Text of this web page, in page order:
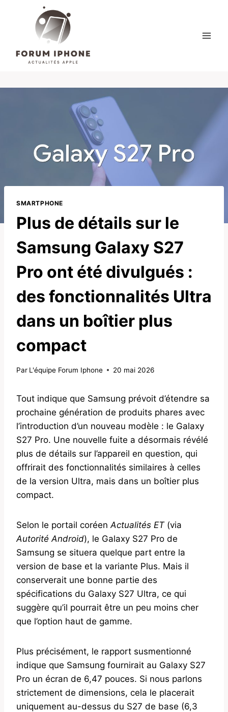
SMARTPHONE
Plus de détails sur le
Samsung Galaxy S27
Pro ont été divulgués :
des fonctionnalités Ultra
dans un boîtier plus
compact
Par L'équipe Forum Iphone 20 mai 2026
Tout indique que Samsung prévoit d’étendre sa
prochaine génération de produits phares avec
l’introduction d’un nouveau modèle : le Galaxy
S27 Pro. Une nouvelle fuite a désormais révélé
plus de détails sur l’appareil en question, qui
offrirait des fonctionnalités similaires à celles
de la version Ultra, mais dans un boîtier plus
compact.
Selon le portail coréen Actualités ET(via
Autorité Android), le Galaxy S27 Pro de
Samsung se situera quelque part entre la
version de base et la variante Plus. Mais il
conserverait une bonne partie des
spécifications du Galaxy S27 Ultra, ce qui
suggère qu’il pourrait être un peu moins cher
que l’option haut de gamme.
Plus précisément, le rapport susmentionné
indique que Samsung fournirait au Galaxy S27
Pro un écran de 6,47 pouces. Si nous parlons
strictement de dimensions, cela le placerait
uniquement au-dessus du S27 de base (6,3